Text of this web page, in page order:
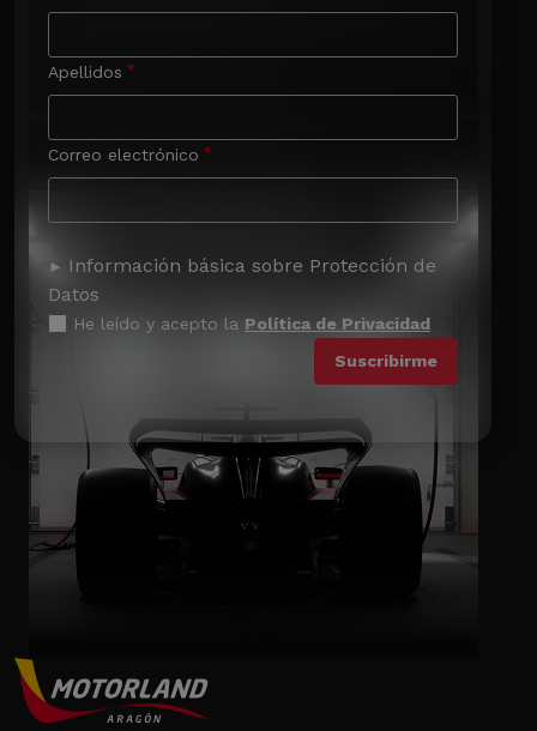
Apellidos
Correo electrónico
Información básica sobre Protección de
Datos
He leído y acepto la Política de Privacidad